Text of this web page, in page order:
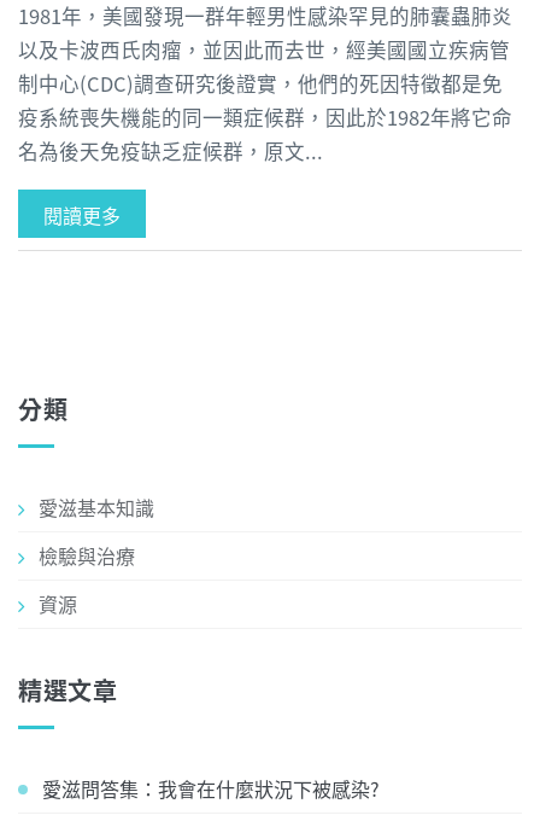
1981年，美國發現一群年輕男性感染罕見的肺囊蟲肺炎
以及卡波西氏肉瘤，並因此而去世，經美國國立疾病管
制中心(CDC)調查研究後證實，他們的死因特徵都是免
疫系統喪失機能的同一類症候群，因此於1982年將它命
名為後天免疫缺乏症候群，原文...
閱讀更多
分類
愛滋基本知識
檢驗與治療
資源
精選文章
愛滋問答集：我會在什麼狀況下被感染?